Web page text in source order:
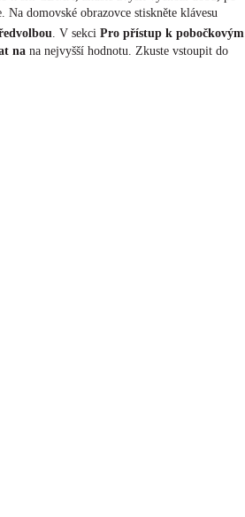
domovské obrazovce stiskněte klávesu
. V sekci Pro přístup k pobočkovým
na na nejvyšší hodnotu. Zkuste vstoupit do